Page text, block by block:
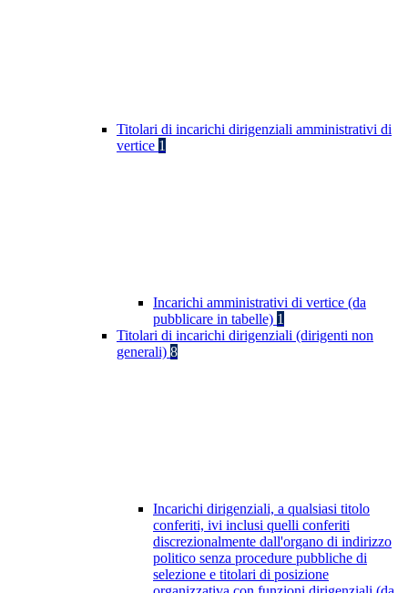
Titolari di incarichi dirigenziali amministrativi di
vertice 1
Incarichi amministrativi di vertice (da
pubblicare in tabelle) 1
Titolari di incarichi dirigenziali (dirigenti non
generali) 8
Incarichi dirigenziali, a qualsiasi titolo
conferiti, ivi inclusi quelli conferiti
discrezionalmente dall'organo di indirizzo
politico senza procedure pubbliche di
selezione e titolari di posizione